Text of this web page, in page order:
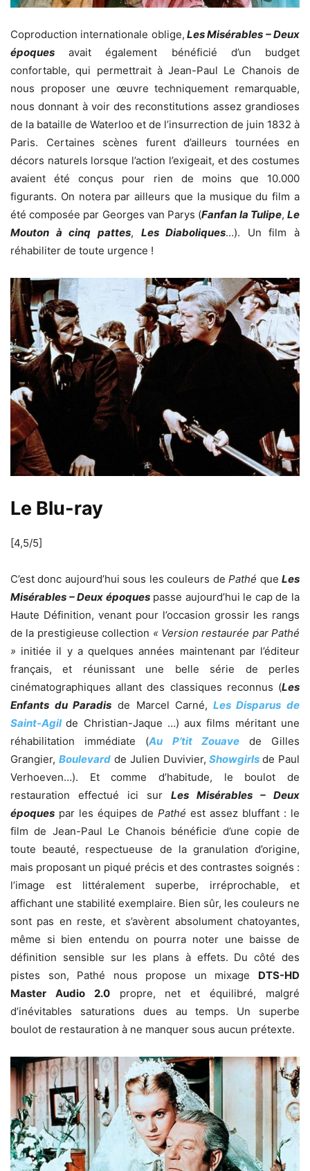
Coproduction internationale oblige, Les Misérables – Deux
époques avait également bénéficié d’un budget
confortable, qui permettrait à Jean-Paul Le Chanois de
nous proposer une œuvre techniquement remarquable,
nous donnant à voir des reconstitutions assez grandioses
de la bataille de Waterloo et de l’insurrection de juin 1832 à
Paris. Certaines scènes furent d’ailleurs tournées en
décors naturels lorsque l’action l’exigeait, et des costumes
avaient été conçus pour rien de moins que 10.000
figurants. On notera par ailleurs que la musique du film a
été composée par Georges van Parys (Fanfan la Tulipe,Le
Mouton à cinq pattes, Les Diaboliques…). Un film à
réhabiliter de toute urgence !
Le Blu-ray
[4,5/5]
C’est donc aujourd’hui sous les couleurs de Pathé queLes
Misérables – Deux époquespasse aujourd’hui le cap de la
Haute Définition, venant pour l’occasion grossir les rangs
de la prestigieuse collection « Version restaurée par Pathé
» initiée il y a quelques années maintenant par l’éditeur
français, et réunissant une belle série de perles
cinématographiques allant des classiques reconnus (Les
Enfants du Paradis de Marcel Carné, Les Disparus de
Saint-Agil de Christian-Jaque …) aux films méritant une
réhabilitation immédiate (Au P’tit Zouavede Gilles
Grangier, Boulevard de Julien Duvivier, Showgirls de Paul
Verhoeven…). Et comme d’habitude, le boulot de
restauration effectué ici sur Les Misérables – Deux
époques par les équipes de Pathé est assez bluffant : le
film de Jean-Paul Le Chanois bénéficie d’une copie de
toute beauté, respectueuse de la granulation d’origine,
mais proposant un piqué précis et des contrastes soignés :
l’image est littéralement superbe, irréprochable, et
affichant une stabilité exemplaire. Bien sûr, les couleurs ne
sont pas en reste, et s’avèrent absolument chatoyantes,
même si bien entendu on pourra noter une baisse de
définition sensible sur les plans à effets. Du côté des
pistes son, Pathé nous propose un mixage DTS-HD
Master Audio 2.0propre, net et équilibré, malgré
d’inévitables saturations dues au temps. Un superbe
boulot de restauration à ne manquer sous aucun prétexte.